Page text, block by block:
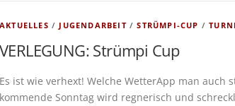
AKTUELLES / JUGENDARBEIT/STRÜMPI-CUP /
VERLEGUNG: Strümpi Cup
Es ist wie verhext! Welche WetterApp man auch
kommende Sonntag wird regnerisch und